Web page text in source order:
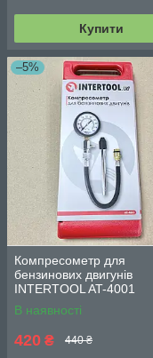
Купити
–5%
Компресометр для
бензинових двигунів
INTERTOOL AT-4001
В наявності
420 ₴ 440 ₴